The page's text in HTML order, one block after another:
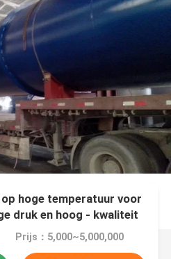
hoge temperatuur voor
druk en hoog - kwaliteit
Prijs：5,000~5,000,000